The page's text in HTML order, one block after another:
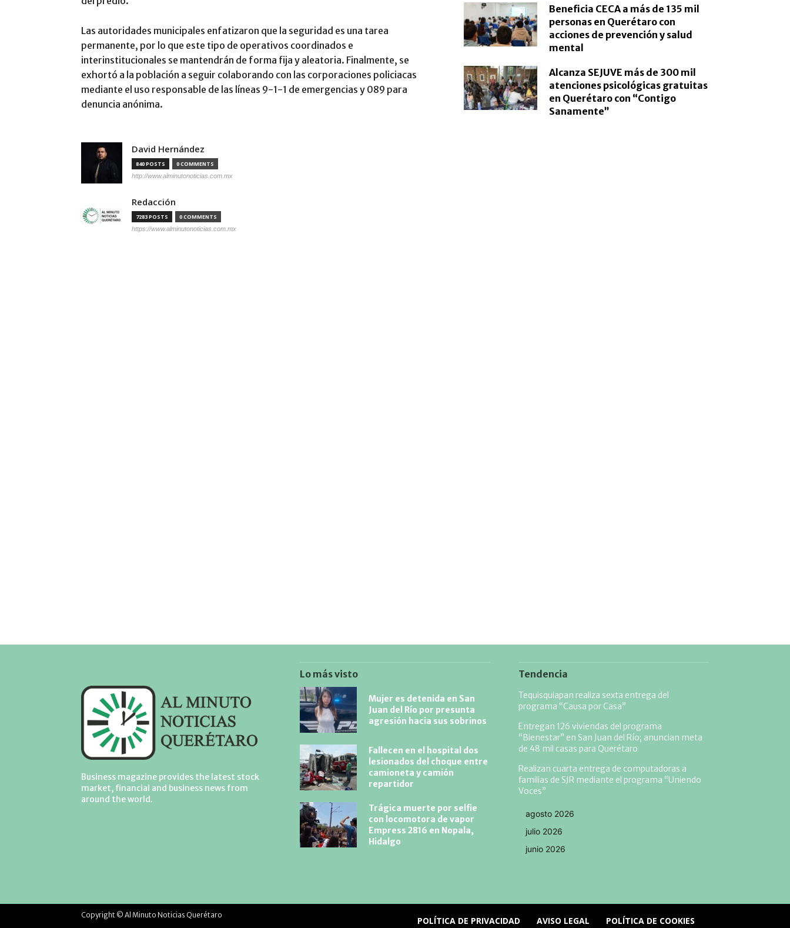
Las autoridades municipales enfatizaron que la seguridad es una tarea
permanente, por lo que este tipo de operativos coordinados e
interinstitucionales se mantendrán de forma fija y aleatoria. Finalmente, se
exhortó a la población a seguir colaborando con las corporaciones policiacas
mediante el uso responsable de las líneas 9-1-1 de emergencias y 089 para
denuncia anónima.
David Hernández
840 POSTS 0 COMMENTS
http://www.alminutonoticias.com.mx
Redacción
7283 POSTS 0 COMMENTS
https://www.alminutonoticias.com.mx
Beneficia CECA a más de 135 mil
personas en Querétaro con
acciones de prevención y salud
mental
Alcanza SEJUVE más de 300 mil
atenciones psicológicas gratuitas
en Querétaro con “Contigo
Sanamente”
Business magazine provides the latest stock
market, financial and business news from
around the world.
Lo más visto
Mujer es detenida en San
Juan del Río por presunta
agresión hacia sus sobrinos
Fallecen en el hospital dos
lesionados del choque entre
camioneta y camión
repartidor
Trágica muerte por selfie
con locomotora de vapor
Empress 2816 en Nopala,
Hidalgo
Tendencia
Tequisquiapan realiza sexta entrega del
programa “Causa por Casa”
Entregan 126 viviendas del programa
“Bienestar” en San Juan del Río; anuncian meta
de 48 mil casas para Querétaro
Realizan cuarta entrega de computadoras a
familias de SJR mediante el programa “Uniendo
Voces”
agosto 2026
julio 2026
junio 2026
Copyright © Al Minuto Noticias Querétaro
POLÍTICA DE PRIVACIDAD AVISO LEGAL POLÍTICA DE COOKIES